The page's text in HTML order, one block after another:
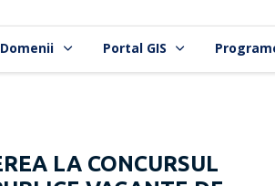
Domenii Portal GIS
LA CONCURSUL